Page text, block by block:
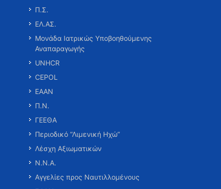
Π.Σ.
ΕΛ.ΑΣ.
Μονάδα Ιατρικώς Υποβοηθούμενης
Αναπαραγωγής
UNHCR
CEPOL
ΕΑΑΝ
Π.Ν.
ΓΕΕΘΑ
Περιοδικό “Λιμενική Ηχώ”
Λέσχη Αξιωματικών
Ν.Ν.Α.
Αγγελίες προς Ναυτιλλομένους